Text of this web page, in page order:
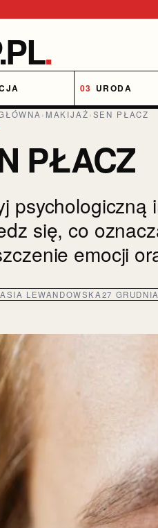
.
URODA
› MAKIJAŻ›SEN PŁACZ
PŁACZ
psychologiczną
się, co
emocji
LEWANDOWSKA27